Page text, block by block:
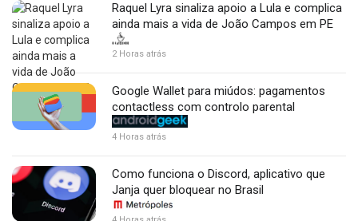
Raquel Lyra sinaliza apoio a Lula e complica
ainda mais a vida de João Campos em PE
2 Horas atrás
Google Wallet para miúdos: pagamentos
contactless com controlo parental
4 Horas atrás
Como funciona o Discord, aplicativo que
Janja quer bloquear no Brasil